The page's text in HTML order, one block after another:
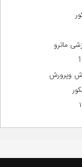
ماترو
وپرورش